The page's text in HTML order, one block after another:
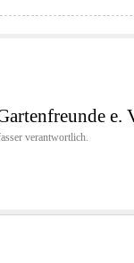
e.
verantwortlich.